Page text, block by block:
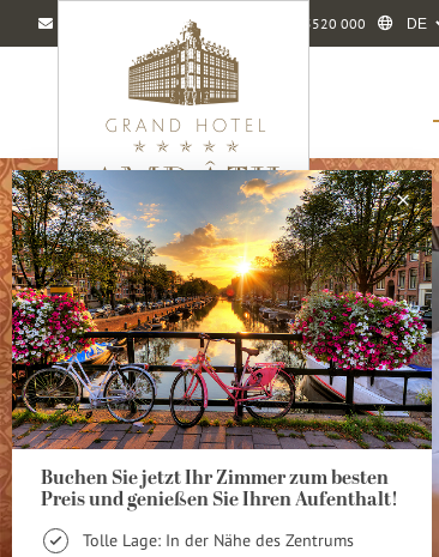
info@amrathamsterdam.com +31 20 5520 000